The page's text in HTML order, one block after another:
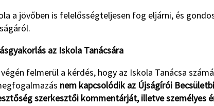
a jövőben is felelősségteljesen fog eljárni, és
az Iskola Tanácsára
felmerül a kérdés, hogy az Iskola Tanácsa
nem kapcsolódik az Újságírói
szerkesztői kommentárját, illetve személyes